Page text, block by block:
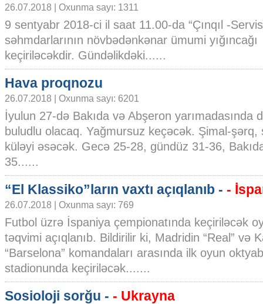
26.07.2018 | Oxunma sayı: 1311
9 sentyabr 2018-ci il saat 11.00-da “Çınqıl -
səhmdarlarının növbədənkənar ümumi yığıncağı
keçiriləcəkdir. Gündəlikdəki......
Hava proqnozu
26.07.2018 | Oxunma sayı: 6201
İyulun 27-də Bakıda və Abşeron yarımadasında
buludlu olacaq. Yağmursuz keçəcək. Şimal-şərq,
küləyi əsəcək. Gecə 25-28, gündüz 31-36,
35......
“El Klassiko”ların vaxtı açıqlanıb - -
26.07.2018 | Oxunma sayı: 769
Futbol üzrə İspaniya çempionatında keçiriləcək
təqvimi açıqlanıb. Bildirilir ki, Madridin “Real” və
“Barselona” komandaları arasında ilk oyun
stadionunda keçiriləcək.......
Sosioloji sorğu - - Ukrayna